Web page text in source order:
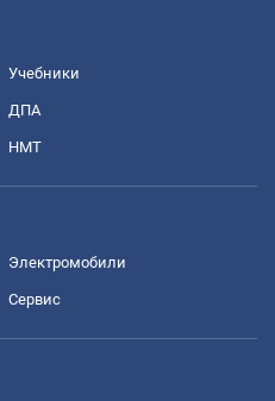
Учебники
ДПА
НМТ
Электромобили
Сервис